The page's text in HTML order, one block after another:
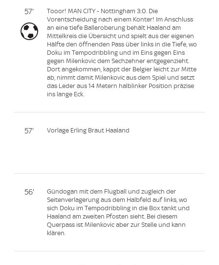
57'
Tooor! MAN CITY - Nottingham 3:0. Die
Vorentscheidung nach einem Konter! Im Anschluss
an eine tiefe Balleroberung behält Haaland am
Mittelkreis die Übersicht und spielt aus der eigenen
Hälfte den öffnenden Pass über links in die Tiefe, wo
Doku im Tempodribbling und im Eins gegen Eins
gegen Milenkovic dem Sechzehner entgegenzieht.
Dort angekommen, kappt der Belgier leicht zur Mitte
ab, nimmt damit Milenkovic aus dem Spiel und setzt
das Leder aus 14 Metern halblinker Position präzise
ins lange Eck.
57' Vorlage Erling Braut Haaland
56'
Gündogan mit dem Flugball und zugleich der
Seitenverlagerung aus dem Halbfeld auf links, wo
sich Doku im Tempodribbling in die Box tankt und
Haaland am zweiten Pfosten sieht. Bei diesem
Querpass ist Milenkovic aber zur Stelle und kann
klären.